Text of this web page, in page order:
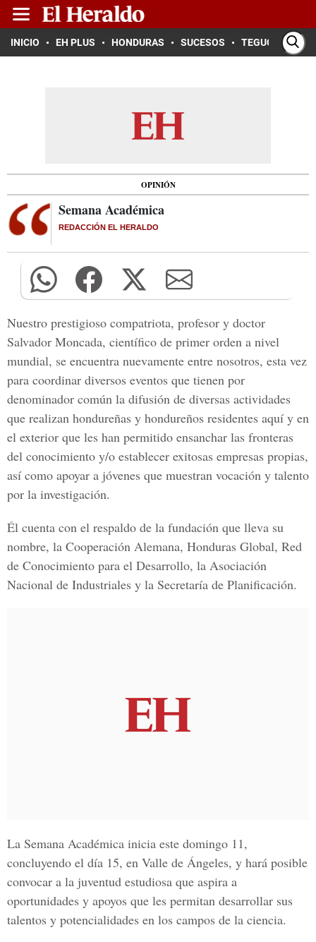
INICIO EH PLUS HONDURAS SUCESOS TEGUCIGALPA
OPINIÓN
Semana Académica
REDACCIÓN EL HERALDO
Nuestro prestigioso compatriota, profesor y doctor
Salvador Moncada, científico de primer orden a nivel
mundial, se encuentra nuevamente entre nosotros, esta vez
para coordinar diversos eventos que tienen por
denominador común la difusión de diversas actividades
que realizan hondureñas y hondureños residentes aquí y en
el exterior que les han permitido ensanchar las fronteras
del conocimiento y/o establecer exitosas empresas propias,
así como apoyar a jóvenes que muestran vocación y talento
por la investigación.
Él cuenta con el respaldo de la fundación que lleva su
nombre, la Cooperación Alemana, Honduras Global, Red
de Conocimiento para el Desarrollo, la Asociación
Nacional de Industriales y la Secretaría de Planificación.
La Semana Académica inicia este domingo 11,
concluyendo el día 15, en Valle de Ángeles, y hará posible
convocar a la juventud estudiosa que aspira a
oportunidades y apoyos que les permitan desarrollar sus
talentos y potencialidades en los campos de la ciencia.